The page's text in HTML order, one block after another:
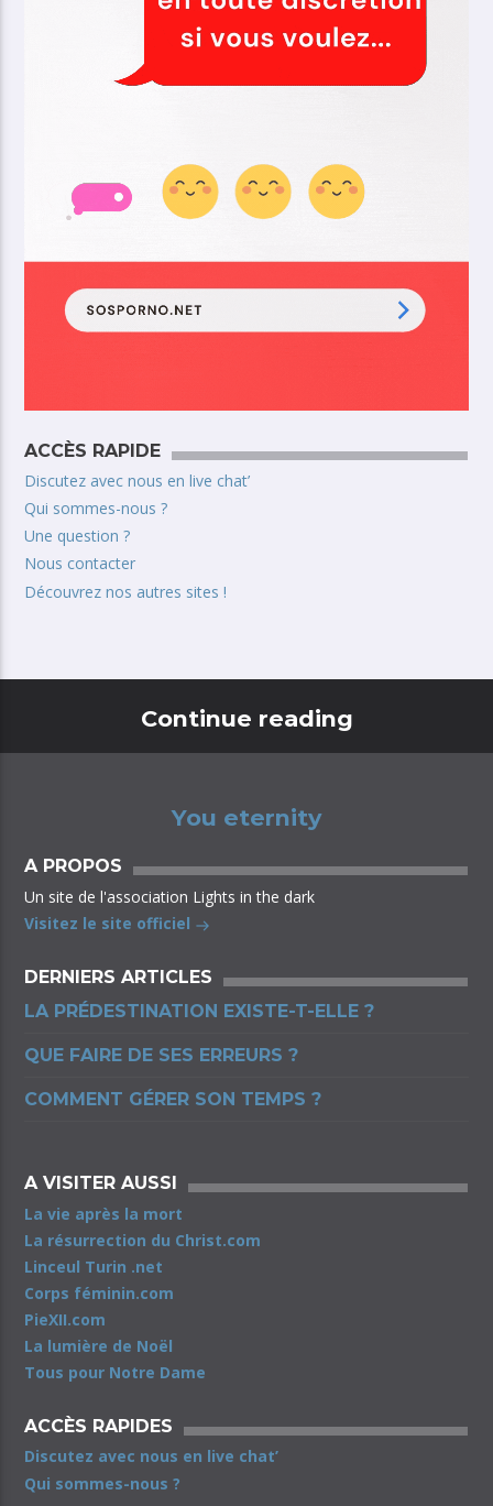
ACCÈS RAPIDE
Discutez avec nous en live chat’
Qui sommes-nous ?
Une question ?
Nous contacter
Découvrez nos autres sites !
Continue reading
You eternity
A PROPOS
Un site de l'association Lights in the dark
Visitez le site officiel
DERNIERS ARTICLES
LA PRÉDESTINATION EXISTE-T-ELLE ?
QUE FAIRE DE SES ERREURS ?
COMMENT GÉRER SON TEMPS ?
A VISITER AUSSI
La vie après la mort
La résurrection du Christ.com
Linceul Turin .net
Corps féminin.com
PieXII.com
La lumière de Noël
Tous pour Notre Dame
ACCÈS RAPIDES
Discutez avec nous en live chat’
Qui sommes-nous ?